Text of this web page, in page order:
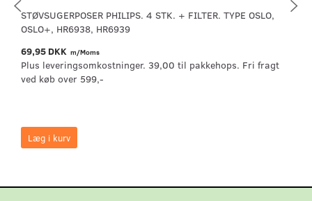
STØVSUGERPOSER PHILIPS. 4 STK. + FILTER. TYPE OSLO,
OSLO+, HR6938, HR6939
69,95 DKK m/Moms
Plus leveringsomkostninger. 39,00 til pakkehops. Fri fragt
ved køb over 599,-
Læg i kurv